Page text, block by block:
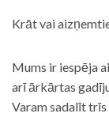
Krāt vai
Mums ir iespēja
arī ārkārtas
Varam sadalīt